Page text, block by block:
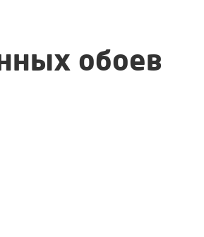
обоев